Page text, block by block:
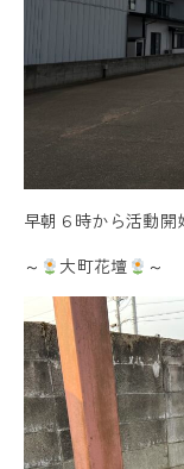
早朝６時から活動開
～
大町花壇 ～